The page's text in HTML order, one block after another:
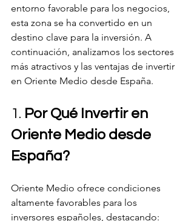
entorno favorable para los negocios,
esta zona se ha convertido en un
destino clave para la inversión. A
continuación, analizamos los sectores
más atractivos y las ventajas de invertir
en Oriente Medio desde España.
1. Por Qué Invertir en
Oriente Medio desde
España?
Oriente Medio ofrece condiciones
altamente favorables para los
inversores españoles, destacando: